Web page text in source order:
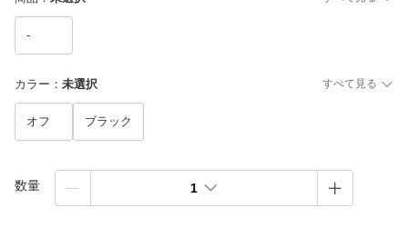
-
カラー ： 未選択 すべて見る
オフ ブラック
数量 1